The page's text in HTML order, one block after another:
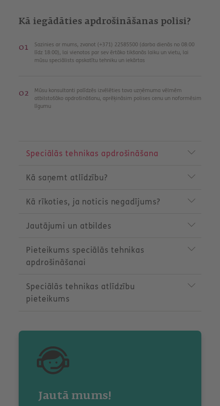
Kā iegādāties apdrošināšanas polisi?
Sazinies ar mums, zvanot (+371) 22585500 (darba dienās no 08:00
līdz 18:00), lai vienotos par sev ērtāko tikšanās laiku un vietu, lai
mūsu speciālists apskatītu tehniku un iekārtas
Mūsu konsultanti palīdzēs izvēlēties tava uzņēmuma vēlmēm
atbilstošāko apdrošināšanu, aprēķināsim polises cenu un noformēsim
līgumu
Speciālās tehnikas apdrošināšana
Kā saņemt atlīdzību?
Kā rīkoties, ja noticis negadījums?
Jautājumi un atbildes
Pieteikums speciālās tehnikas
apdrošināšanai
Speciālās tehnikas atlīdzību
pieteikums
Jautā mums!